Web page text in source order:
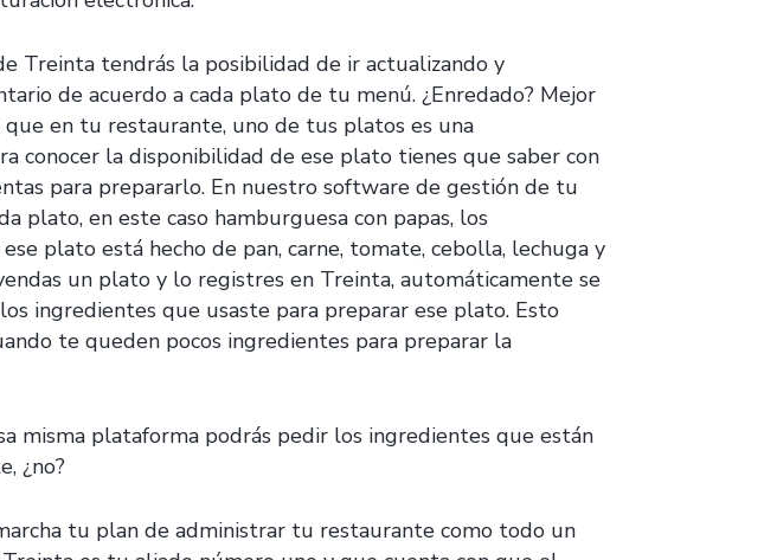
Treinta tendrás la posibilidad de ir actualizando y
de acuerdo a cada plato de tu menú. ¿Enredado? Mejor
en tu restaurante, uno de tus platos es una
conocer la disponibilidad de ese plato tienes que saber con
para prepararlo. En nuestro software de gestión de tu
plato, en este caso hamburguesa con papas, los
plato está hecho de pan, carne, tomate, cebolla, lechuga y
un plato y lo registres en Treinta, automáticamente se
ingredientes que usaste para preparar ese plato. Esto
te queden pocos ingredientes para preparar la
misma plataforma podrás pedir los ingredientes que están
¿no?
tu plan de administrar tu restaurante como todo un